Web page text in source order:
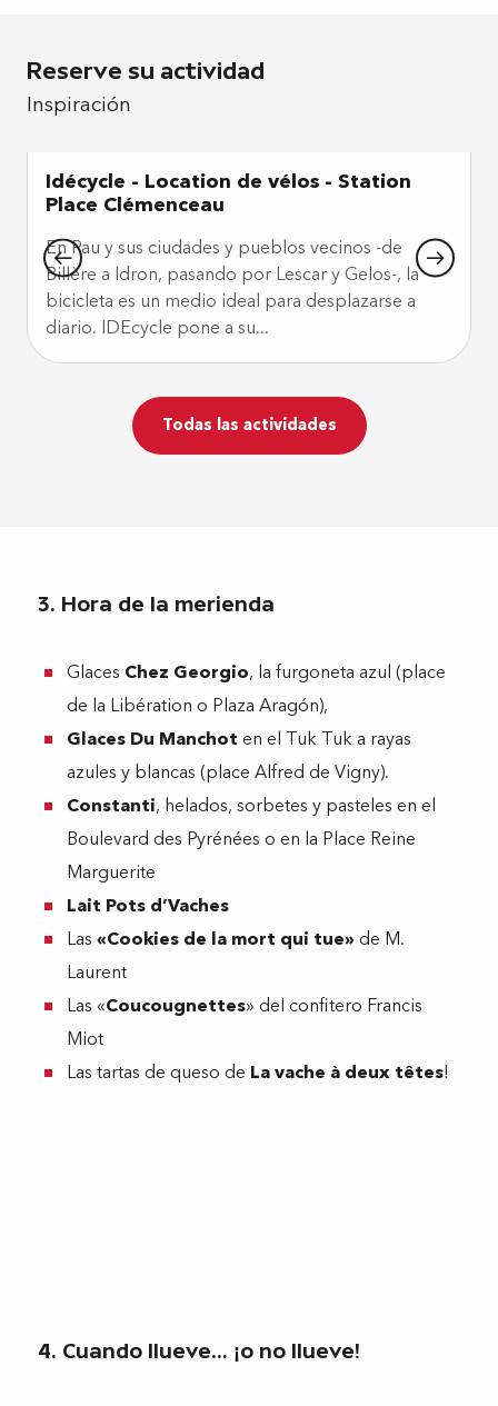
Reserve su actividad
Inspiración
Idécycle - Location de vélos - Station
Place Clémenceau
En Pau y sus ciudades y pueblos vecinos -de
Billère a Idron, pasando por Lescar y Gelos-, la
bicicleta es un medio ideal para desplazarse a
diario. IDEcycle pone a su...
Todas las actividades
3. Hora de la merienda
Glaces Chez Georgio, la furgoneta azul (place
de la Libération o Plaza Aragón),
Glaces Du Manchot en el Tuk Tuk a rayas
azules y blancas (place Alfred de Vigny).
Constanti, helados, sorbetes y pasteles en el
Boulevard des Pyrénées o en la Place Reine
Marguerite
Lait Pots d’Vaches
Las «Cookies de la mort qui tue» de M.
Laurent
Las «Coucougnettes» del confitero Francis
Miot
Las tartas de queso de La vache à deux têtes!
4. Cuando llueve... ¡o no llueve!